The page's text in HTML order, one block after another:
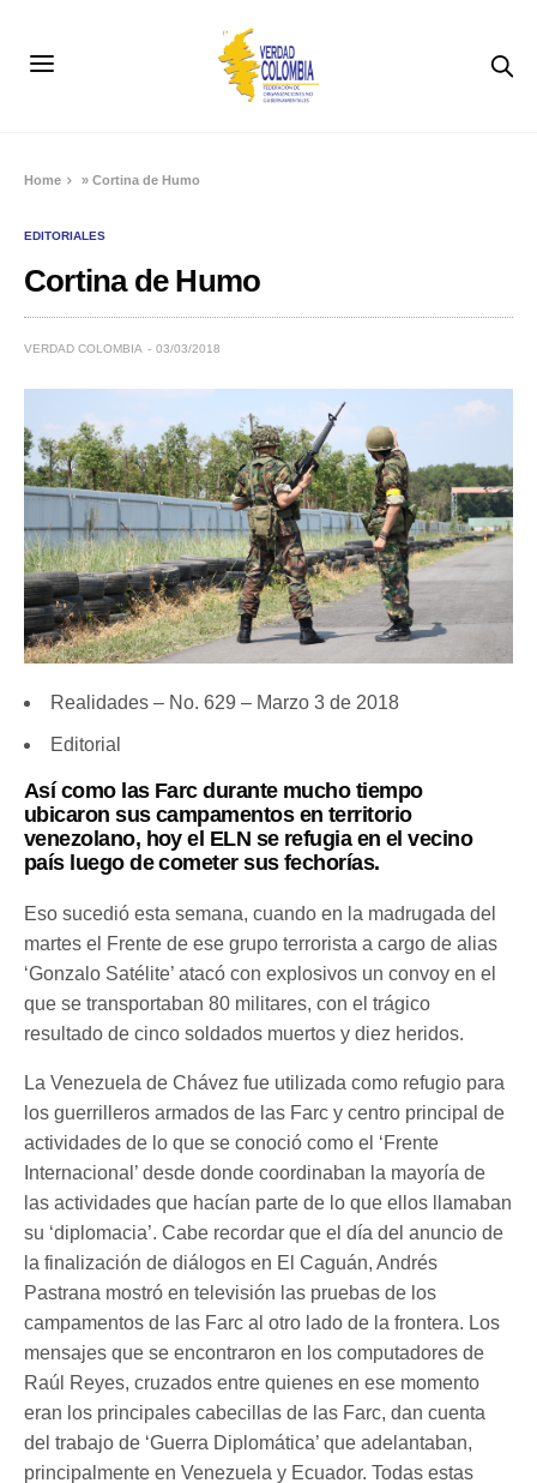
Home »Cortina de Humo
EDITORIALES
Cortina de Humo
VERDAD COLOMBIA 03/03/2018
Realidades – No. 629 – Marzo 3 de 2018
Editorial
Así como las Farc durante mucho tiempo
ubicaron sus campamentos en territorio
venezolano, hoy el ELN se refugia en el vecino
país luego de cometer sus fechorías.
Eso sucedió esta semana, cuando en la madrugada del
martes el Frente de ese grupo terrorista a cargo de alias
‘Gonzalo Satélite’ atacó con explosivos un convoy en el
que se transportaban 80 militares, con el trágico
resultado de cinco soldados muertos y diez heridos.
La Venezuela de Chávez fue utilizada como refugio para
los guerrilleros armados de las Farc y centro principal de
actividades de lo que se conoció como el ‘Frente
Internacional’ desde donde coordinaban la mayoría de
las actividades que hacían parte de lo que ellos llamaban
su ‘diplomacia’. Cabe recordar que el día del anuncio de
la finalización de diálogos en El Caguán, Andrés
Pastrana mostró en televisión las pruebas de los
campamentos de las Farc al otro lado de la frontera. Los
mensajes que se encontraron en los computadores de
Raúl Reyes, cruzados entre quienes en ese momento
eran los principales cabecillas de las Farc, dan cuenta
del trabajo de ‘Guerra Diplomática’ que adelantaban,
principalmente en Venezuela y Ecuador. Todas estas